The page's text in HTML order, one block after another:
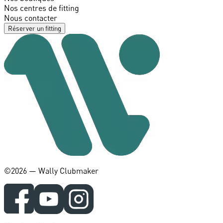
Nos centres de fitting
Nous contacter
Réserver un fitting
©️2026 — Wally Clubmaker